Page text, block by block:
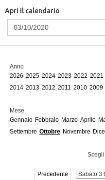
Apri il calendario
Anno
2026 2025 2024 2023 2022 2021
2014 2013 2012 2011 2010 2009
Mese
Gennaio Febbraio Marzo Aprile
Settembre Ottobre Novembre
Precedente